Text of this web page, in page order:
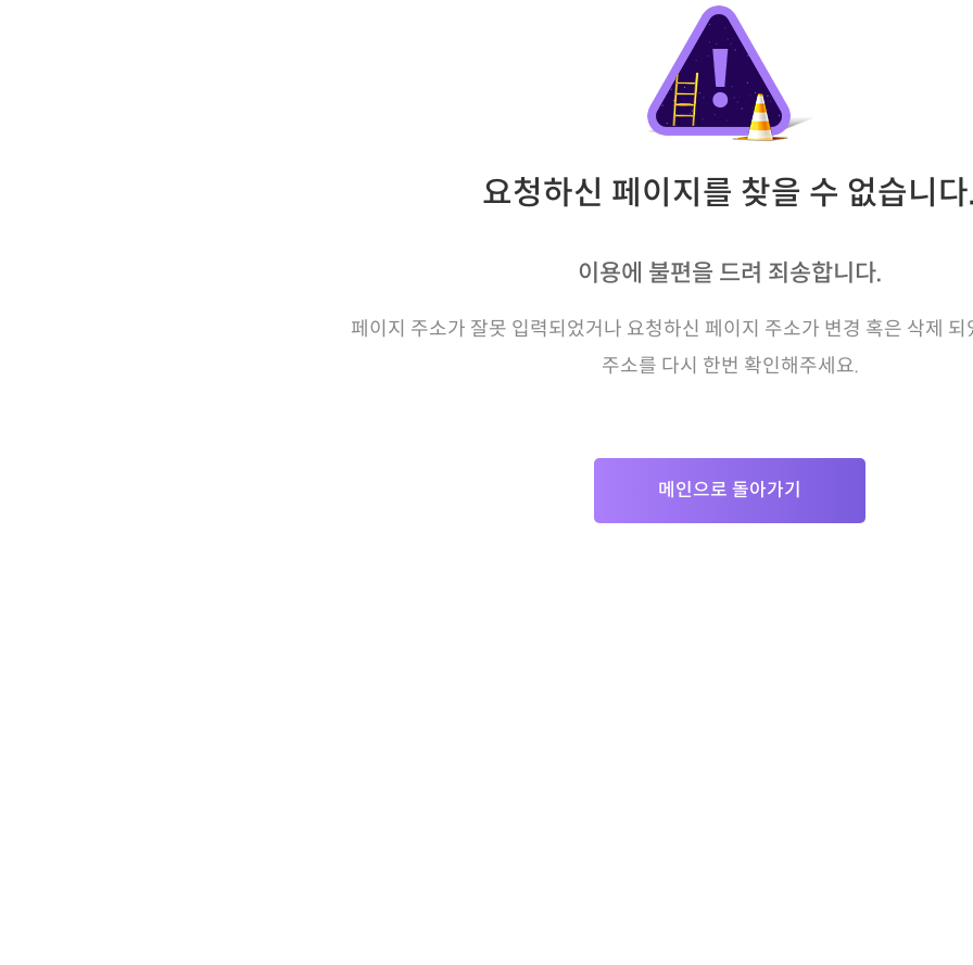
요청하신 페이지를 찾을 수 없습니다.
이용에 불편을 드려 죄송합니다.
페이지 주소가 잘못 입력되었거나 요청하신 페이지 주소가 변경 혹은 삭제 되
주소를 다시 한번 확인해주세요.
메인으로 돌아가기